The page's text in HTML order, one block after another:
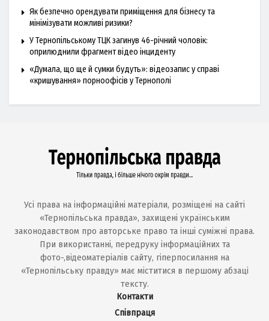
Як безпечно орендувати приміщення для бізнесу та
мінімізувати можливі ризики?
У Тернопільському ТЦК загинув 46-річний чоловік:
оприлюднили фрагмент відео інциденту
«Думала, що ще й сумки будуть»: відеозапис у справі
«кришування» порноофісів у Тернополі
Усі права на інформаційні матеріали, розміщені на сайті
«Тернопільська правда», захищені українським
законодавством про авторське право та інші суміжні права.
При використанні, передруку інформаційних та
фото-,відеоматеріалів сайту, гіперпосилання на
«Тернопільську правду» має міститися в першому абзаці
тексту.
Контакти
Співпраця